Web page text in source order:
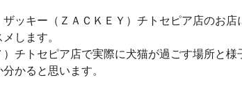
ッキー（ＺＡＣＫＥＹ）チトセピア店のお店
します。
チトセピア店で実際に犬猫が過ごす場所と様
かると思います。